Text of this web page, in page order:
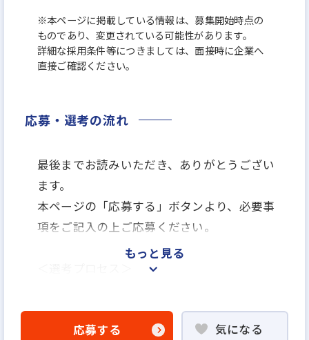
※本ページに掲載している情報は、募集開始時点の
ものであり、変更されている可能性があります。
詳細な採用条件等につきましては、面接時に企業へ
直接ご確認ください。
応募・選考の流れ
最後までお読みいただき、ありがとうござい
ます。
本ページの「応募する」ボタンより、必要事
項をご記入の上ご応募ください。
▼
WEB書類選考
もっと見る
応募する 気になる